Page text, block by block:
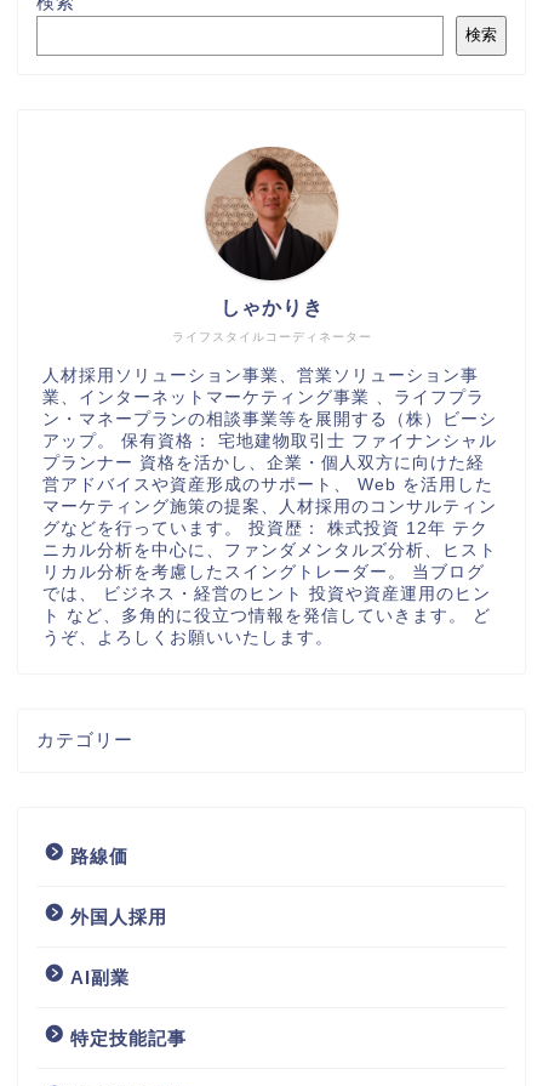
検索
ライフスタイルコーディネーター
しゃかりき
人材採用ソリューション事業、営業ソリューション事
業、インターネットマーケティング事業 、ライフプラ
ン・マネープランの相談事業等を展開する（株）ビーシ
アップ。 保有資格： 宅地建物取引士 ファイナンシャル
プランナー 資格を活かし、企業・個人双方に向けた経
営アドバイスや資産形成のサポート、 Web を活用した
マーケティング施策の提案、人材採用のコンサルティン
グなどを行っています。 投資歴： 株式投資 12年 テク
ニカル分析を中心に、ファンダメンタルズ分析、ヒスト
リカル分析を考慮したスイングトレーダー。 当ブログ
では、 ビジネス・経営のヒント 投資や資産運用のヒン
ト など、多角的に役立つ情報を発信していきます。 ど
うぞ、よろしくお願いいたします。
カテゴリー
路線価
外国人採用
AI副業
特定技能記事